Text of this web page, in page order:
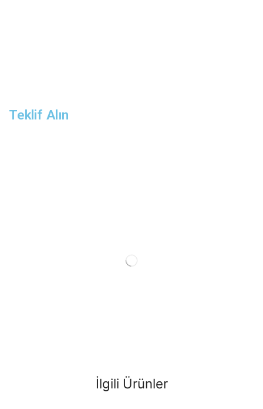
Teklif Alın
İlgili Ürünler